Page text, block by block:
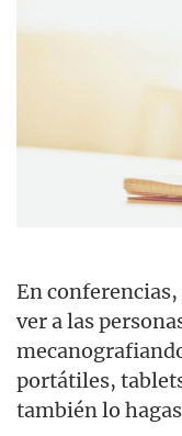
En
ver a las
portátiles,
también lo